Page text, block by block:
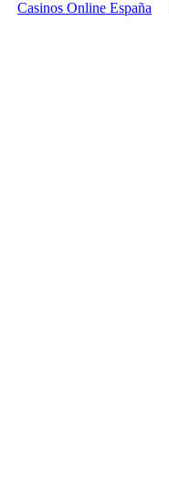
Casinos Online España